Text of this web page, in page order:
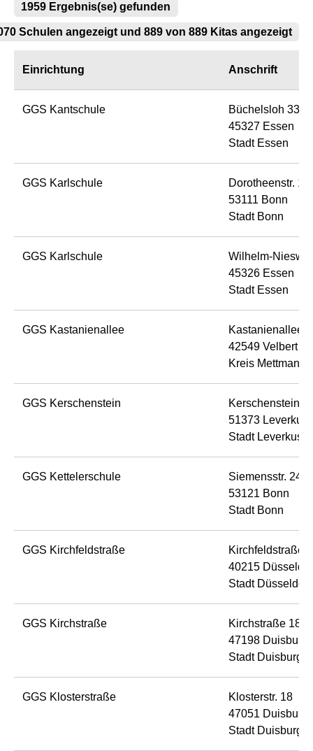
1959 Ergebnis(se) gefunden
Schulen angezeigt und 889 von 889 Kitas angezeigt
Einrichtung Anschrift
GGS Kantschule
Büchelsloh 33
45327 Essen
Stadt Essen
GGS Karlschule
Dorotheenstr.
53111 Bonn
Stadt Bonn
GGS Karlschule
Wilhelm-
45326 Essen
Stadt Essen
GGS Kastanienallee
Kastanienallee
42549 Velbert
Kreis Mettmann
GGS Kerschenstein
Kerschensteiner
51373
Stadt
GGS Kettelerschule
Siemensstr. 248
53121 Bonn
Stadt Bonn
GGS Kirchfeldstraße
Kirchfeldstraße
40215
Stadt Düsseldorf
GGS Kirchstraße
Kirchstraße 185
47198 Duisburg
Stadt Duisburg
GGS Klosterstraße
Klosterstr. 18
47051 Duisburg
Stadt Duisburg